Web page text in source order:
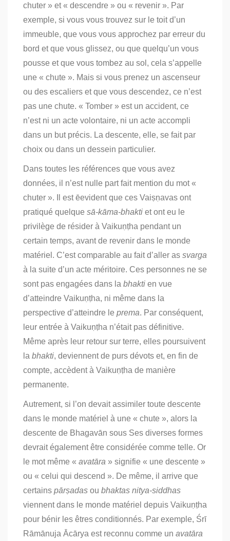
chuter » et « descendre » ou « revenir ». Par
exemple, si vous vous trouvez sur le toit d’un
immeuble, que vous vous approchez par erreur du
bord et que vous glissez, ou que quelqu’un vous
pousse et que vous tombez au sol, cela s’appelle
une « chute ». Mais si vous prenez un ascenseur
ou des escaliers et que vous descendez, ce n’est
pas une chute. « Tomber » est un accident, ce
n’est ni un acte volontaire, ni un acte accompli
dans un but précis. La descente, elle, se fait par
choix ou dans un dessein particulier.
Dans toutes les références que vous avez
données, il n’est nulle part fait mention du mot «
chuter ». Il est ēevident que ces Vaiṣṇavas ont
pratiqué quelque sā-kāma-bhakti et ont eu le
privilège de résider à Vaikuṇṭha pendant un
certain temps, avant de revenir dans le monde
matériel. C’est comparable au fait d’aller as svarga
à la suite d’un acte méritoire. Ces personnes ne se
sont pas engagées dans la bhakti en vue
d’atteindre Vaikuṇṭha, ni même dans la
perspective d’atteindre le prema. Par conséquent,
leur entrée à Vaikuṇṭha n’était pas définitive.
Même après leur retour sur terre, elles poursuivent
la bhakti, deviennent de purs dévots et, en fin de
compte, accèdent à Vaikuṇṭha de manière
permanente.
Autrement, si l’on devait assimiler toute descente
dans le monde matériel à une « chute », alors la
descente de Bhagavān sous Ses diverses formes
devrait également être considérée comme telle. Or
le mot même « avatāra » signifie « une descente »
ou « celui qui descend ». De même, il arrive que
certains pārṣadas ou bhaktas nitya-siddhas
viennent dans le monde matériel depuis Vaikuṇṭha
pour bénir les êtres conditionnés. Par exemple, Śrī
Rāmānuja Ācārya est reconnu comme un avatāra